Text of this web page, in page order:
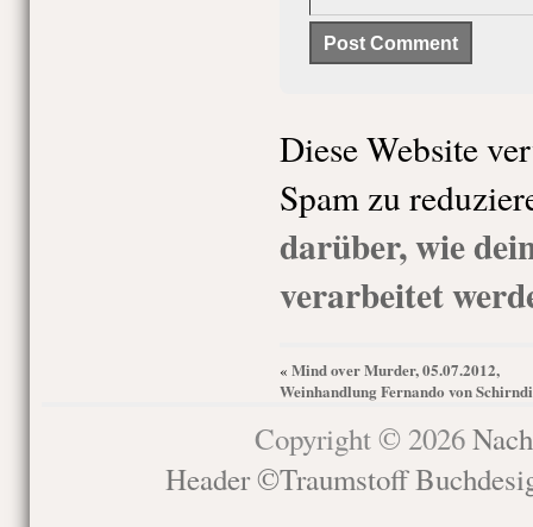
Diese Website
Spam zu
darüber, wie
verarbeitet
« Mind over Murder, 05.07.2012,
Weinhandlung Fernando von
Copyright © 2026
Header ©Traumstoff